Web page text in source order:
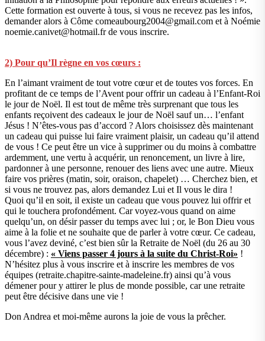
Cette formation est ouverte à tous, si vous ne recevez pas les infos,
demander alors à Côme comeaubourg2004@gmail.com et à Noémie
noemie.canivet@hotmail.fr de vous inscrire.
2) Pour qu’Il règne en vos cœurs :
En l’aimant vraiment de tout votre cœur et de toutes vos forces. En
profitant de ce temps de l’Avent pour offrir un cadeau à l’Enfant-Roi
le jour de Noël. Il est tout de même très surprenant que tous les
enfants reçoivent des cadeaux le jour de Noël sauf un… l’enfant
Jésus ! N’êtes-vous pas d’accord ? Alors choisissez dès maintenant
un cadeau qui puisse lui faire vraiment plaisir, un cadeau qu’il attend
de vous ! Ce peut être un vice à supprimer ou du moins à combattre
ardemment, une vertu à acquérir, un renoncement, un livre à lire,
pardonner à une personne, renouer des liens avec une autre. Mieux
faire vos prières (matin, soir, oraison, chapelet) … Cherchez bien, et
si vous ne trouvez pas, alors demandez Lui et Il vous le dira !
Quoi qu’il en soit, il existe un cadeau que vous pouvez lui offrir et
qui le touchera profondément. Car voyez-vous quand on aime
quelqu’un, on désir passer du temps avec lui ; or, le Bon Dieu vous
aime à la folie et ne souhaite que de parler à votre cœur. Ce cadeau,
vous l’avez deviné, c’est bien sûr la Retraite de Noël (du 26 au 30
décembre) : « Viens passer 4 jours à la suite du Christ-Roi» !
N’hésitez plus à vous inscrire et à inscrire les membres de vos
équipes (retraite.chapitre-sainte-madeleine.fr) ainsi qu’à vous
démener pour y attirer le plus de monde possible, car une retraite
peut être décisive dans une vie !
Don Andrea et moi-même aurons la joie de vous la prêcher.